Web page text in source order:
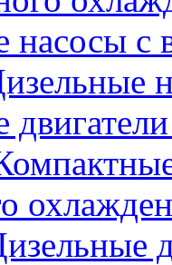
насосы